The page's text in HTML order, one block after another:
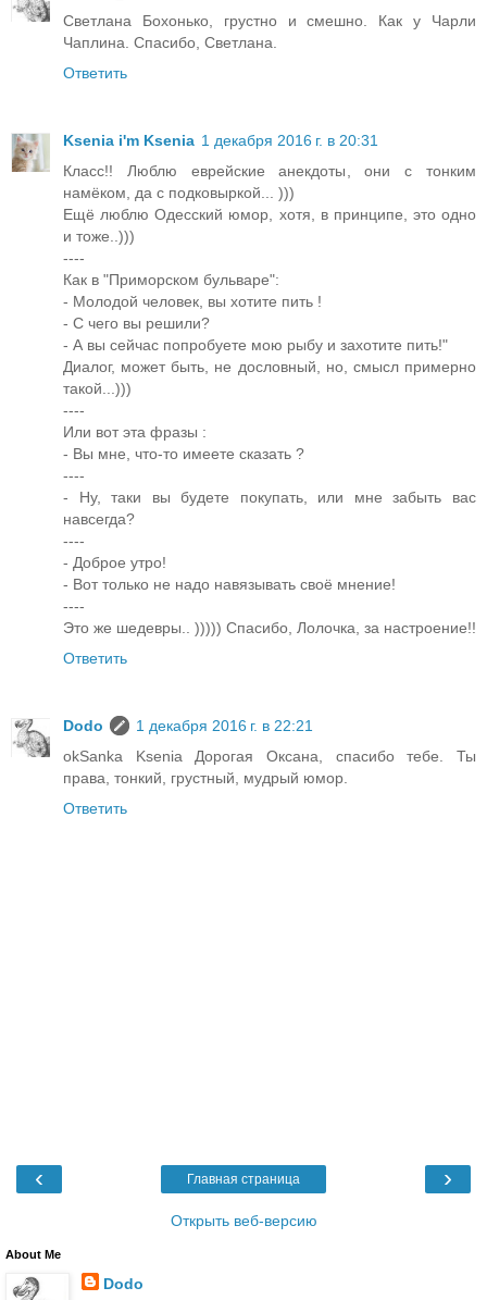
Светлана Бохонько, грустно и смешно. Как у Чарли
Чаплина. Спасибо, Светлана.
Ответить
Ksenia i'm Ksenia 1 декабря 2016 г. в 20:31
Класс!! Люблю еврейские анекдоты, они с тонким
намёком, да с подковыркой... )))
Ещё люблю Одесский юмор, хотя, в принципе, это одно
и тоже..)))
----
Как в "Приморском бульваре":
- Молодой человек, вы хотите пить !
- С чего вы решили?
- А вы сейчас попробуете мою рыбу и захотите пить!"
Диалог, может быть, не дословный, но, смысл примерно
такой...)))
----
Или вот эта фразы :
- Вы мне, что-то имеете сказать ?
----
- Ну, таки вы будете покупать, или мне забыть вас
навсегда?
----
- Доброе утро!
- Вот только не надо навязывать своё мнение!
----
Это же шедевры.. ))))) Спасибо, Лолочка, за настроение!!
Ответить
Dodo
1 декабря 2016 г. в 22:21
okSanka Ksenia Дорогая Оксана, спасибо тебе. Ты
права, тонкий, грустный, мудрый юмор.
Ответить
‹ ›
Главная страница
Открыть веб-версию
About Me
Dodo